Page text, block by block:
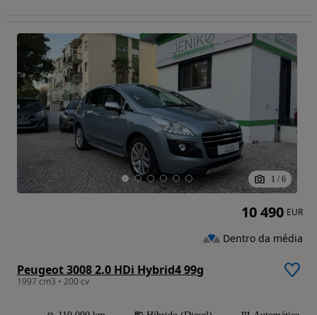
1 / 6
Peugeot 3008 2.0 HDi Hybrid4 99g
1997 cm3 • 200 cv
10 490 EUR
Dentro da média